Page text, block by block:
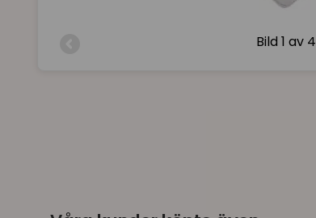
Bild1 av 4